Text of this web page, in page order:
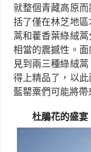
就整個青藏高原
括了僅在林芝地
蒿和藿香葉綠絨
相當的震撼性。
見到兩三種綠絨
得上精品了，以
藍罌粟們可能將帶
杜鵑花的盛宴